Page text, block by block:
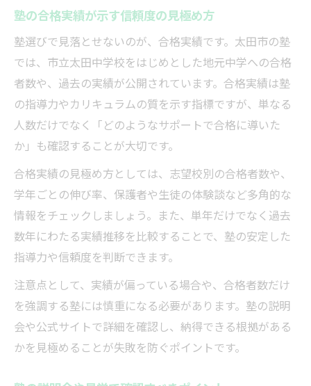
塾の合格実績が示す信頼度の見極め方
塾選びで見落とせないのが、合格実績です。太田市の塾
では、市立太田中学校をはじめとした地元中学への合格
者数や、過去の実績が公開されています。合格実績は塾
の指導力やカリキュラムの質を示す指標ですが、単なる
人数だけでなく「どのようなサポートで合格に導いた
か」も確認することが大切です。
合格実績の見極め方としては、志望校別の合格者数や、
学年ごとの伸び率、保護者や生徒の体験談など多角的な
情報をチェックしましょう。また、単年だけでなく過去
数年にわたる実績推移を比較することで、塾の安定した
指導力や信頼度を判断できます。
注意点として、実績が偏っている場合や、合格者数だけ
を強調する塾には慎重になる必要があります。塾の説明
会や公式サイトで詳細を確認し、納得できる根拠がある
かを見極めることが失敗を防ぐポイントです。